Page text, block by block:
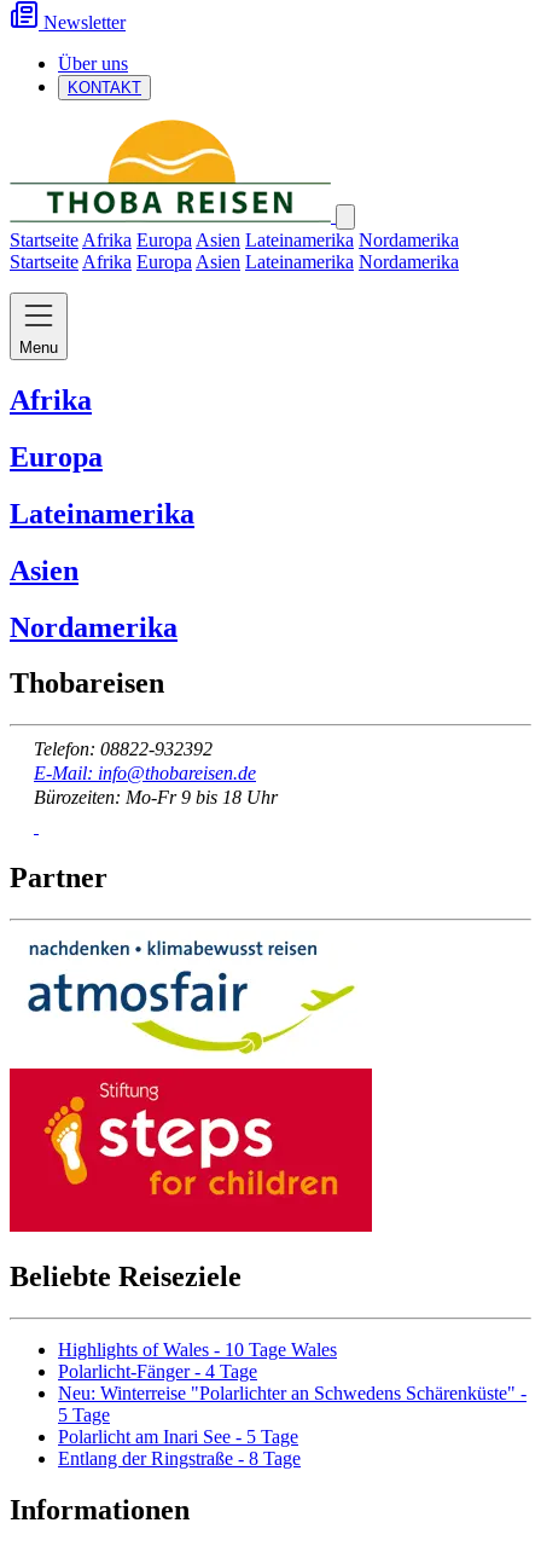
Newsletter
Über uns
KONTAKT
Startseite Afrika Europa Asien Lateinamerika Nordamerika
Startseite Afrika Europa Asien Lateinamerika Nordamerika
Menu
Afrika
Europa
Lateinamerika
Asien
Nordamerika
Thobareisen
Telefon: 08822-932392
E-Mail: info@thobareisen.de
Bürozeiten: Mo-Fr 9 bis 18 Uhr
Partner
Beliebte Reiseziele
Highlights of Wales - 10 Tage Wales
Polarlicht-Fänger - 4 Tage
Neu: Winterreise "Polarlichter an Schwedens Schärenküste" -
5 Tage
Polarlicht am Inari See - 5 Tage
Entlang der Ringstraße - 8 Tage
Informationen